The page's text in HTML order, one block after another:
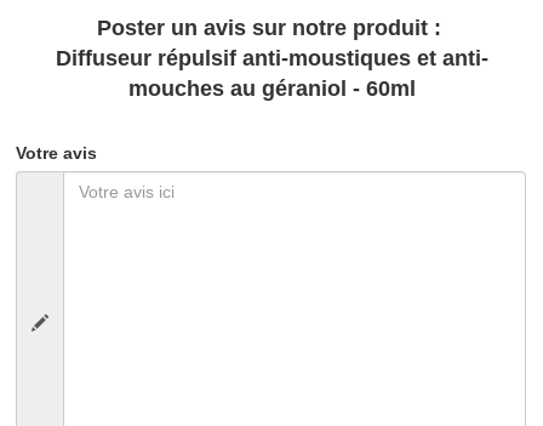
Poster un avis sur notre produit :
Diffuseur répulsif anti-moustiques et anti-
mouches au géraniol - 60ml
Votre avis